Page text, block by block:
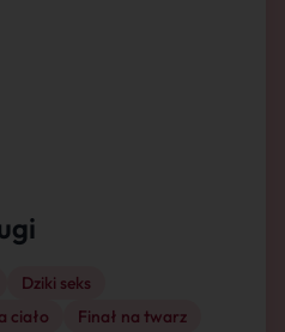
Dziki seks
ciało
Finał na twarz